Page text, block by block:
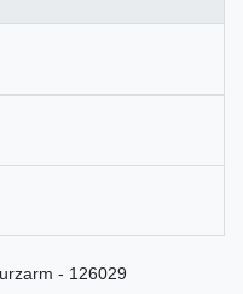
- 126029